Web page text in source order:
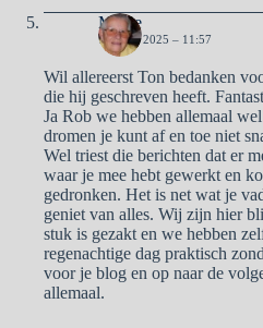
Mieke
12 JULI 2025 – 11:57
Wil allereerst Ton bedanken
die hij geschreven heeft.
Ja Rob we hebben allemaal
dromen je kunt af en toe niet
Wel triest die berichten dat er
waar je mee hebt gewerkt en
gedronken. Het is net wat je
geniet van alles. Wij zijn hier
stuk is gezakt en we hebben
regenachtige dag praktisch
voor je blog en op naar de
allemaal.